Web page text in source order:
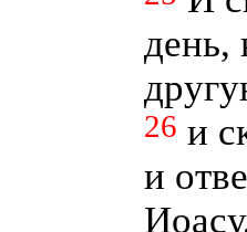
день,
26 и
и